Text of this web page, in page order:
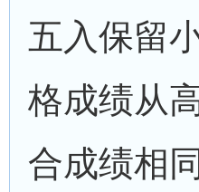
五入保留
格成绩从
合成绩相